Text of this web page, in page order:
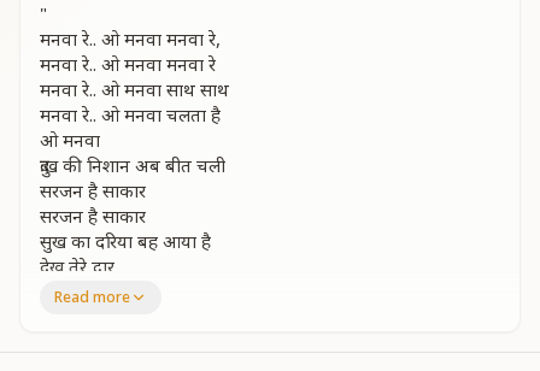
"
मनवा रे.. ओ मनवा मनवा रे,
मनवा रे.. ओ मनवा मनवा रे
मनवा रे.. ओ मनवा साथ साथ
मनवा रे.. ओ मनवा चलता है
ओ मनवा
दुःख की निशान अब बीत चली
सरजन है साकार
सरजन है साकार
सुख का दरिया बह आया है
देख तेरे द्वार
मनवा रे.. ओ मनवा मनवा रे
Read more